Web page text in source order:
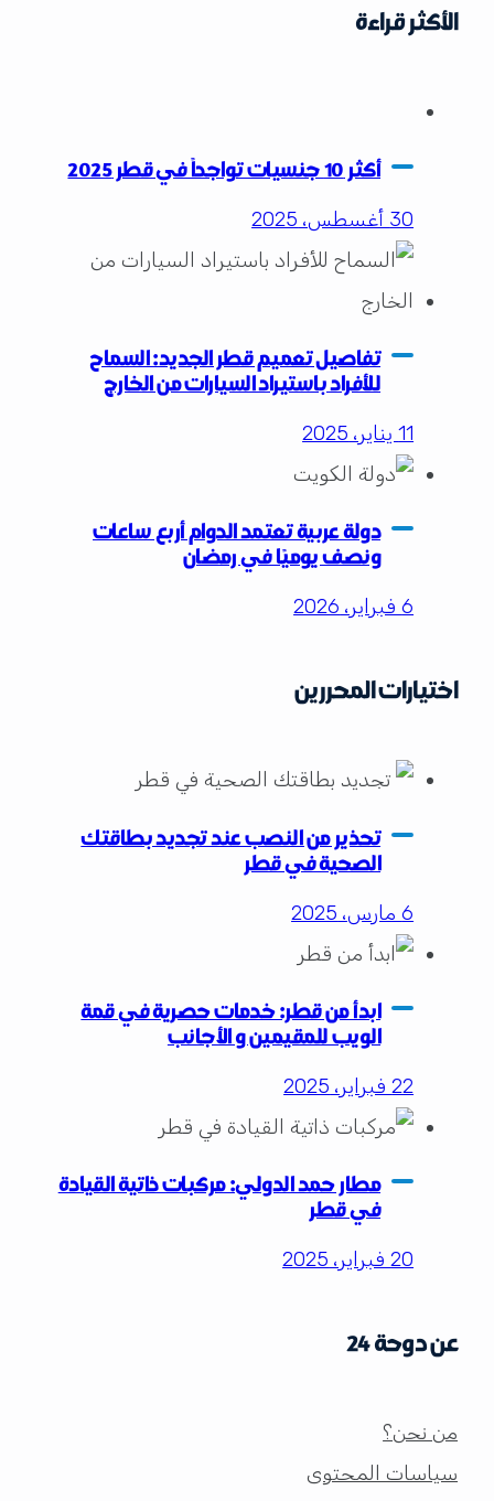
الأكثر قراءة
أكثر 10 جنسيات تواجداً في قطر 2025
30 أغسطس، 2025
تفاصيل تعميم قطر الجديد: السماح
للأفراد باستيراد السيارات من الخارج
11 يناير، 2025
دولة عربية تعتمد الدوام أربع ساعات
ونصف يوميًا في رمضان
6 فبراير، 2026
اختيارات المحررين
تحذير من النصب عند تجديد بطاقتك
الصحية في قطر
6 مارس، 2025
ابدأ من قطر: خدمات حصرية في قمة
الويب للمقيمين و الأجانب
22 فبراير، 2025
مطار حمد الدولي: مركبات ذاتية القيادة
في قطر
20 فبراير، 2025
عن دوحة 24
من نحن؟
سياسات المحتوى